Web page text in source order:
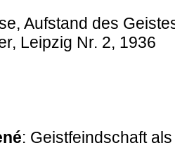
Aufstand des
Leipzig Nr. 2, 1936
: Geistfeindschaft